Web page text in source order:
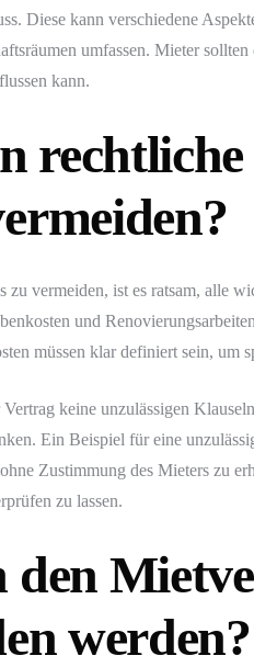
Diese kann verschiedene
umfassen. Mieter
kann.
vermeiden, ist es ratsam, alle
und
müssen klar definiert sein, um
keine unzulässigen
Ein Beispiel für eine
Zustimmung des Mieters zu
zu lassen.
den
werden?